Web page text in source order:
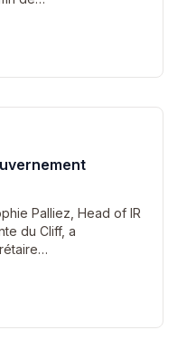
Palliez, Head of IR
du Cliff, a